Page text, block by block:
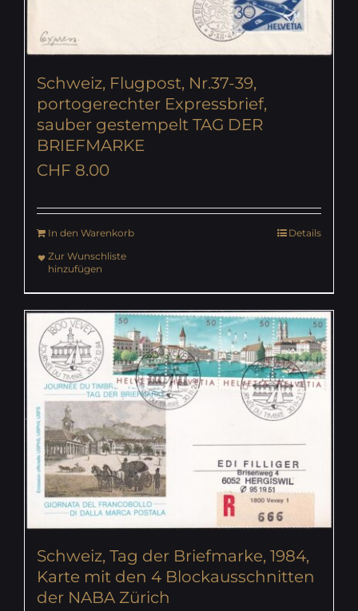
Schweiz, Flugpost, Nr.37-39,
portogerechter Expressbrief,
sauber gestempelt TAG DER
BRIEFMARKE
CHF 8.00
In den Warenkorb
Details
Zur Wunschliste
hinzufügen
Schweiz, Tag der Briefmarke, 1984,
Karte mit den 4 Blockausschnitten
der NABA Zürich